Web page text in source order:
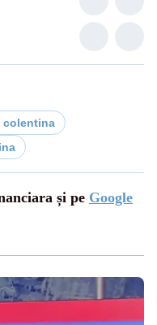
colentina
și pe Google